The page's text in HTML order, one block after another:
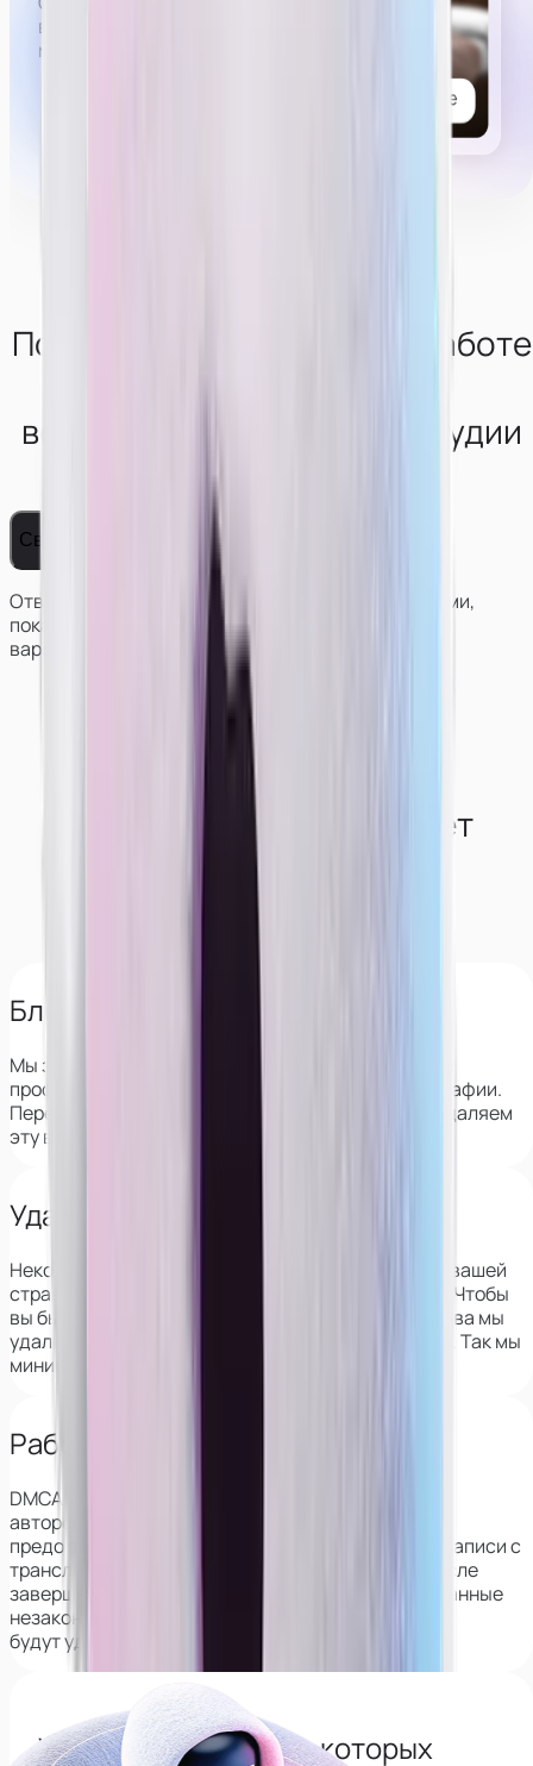
в привате,
можно
Получи консультацию по работе
вебкам-сфере от нашей студии
Связаться с нами
Ответим на вопросы, поможем решить с условиями,
покажем работу и результаты моделей в разных
вариантах сотрудничества.
Как студия обеспечивает
конфиденциальность
моделям?
Блокируем поиск по лицу
Мы знаем все сервисы, которые позволяют найти
профиль девушки на вебкам-сайтах по её фотографии.
Перед началом сотрудничества мы полностью удаляем
эту возможность.
Удаляем из архивов VK
Некоторые веб-сайты сохраняют информацию о вашей
странице в ВК, в том числе фотографии и друзей. Чтобы
вы были защищены, перед началом сотрудничества мы
удалим эти данные со всех популярных сервисов. Так мы
минимизируем риск деанона.
Работаем с DMCA
DMCA — это закон о защите
авторского права в интернете, который также
предотвращает распространение скриншотов и записи с
трансляций. Его применение гарантирует, что после
завершения работы все ваши фото и видео, сделанные
незаконно,
будут удалены из интернета навсегда.
Узнай все сервисы с которых